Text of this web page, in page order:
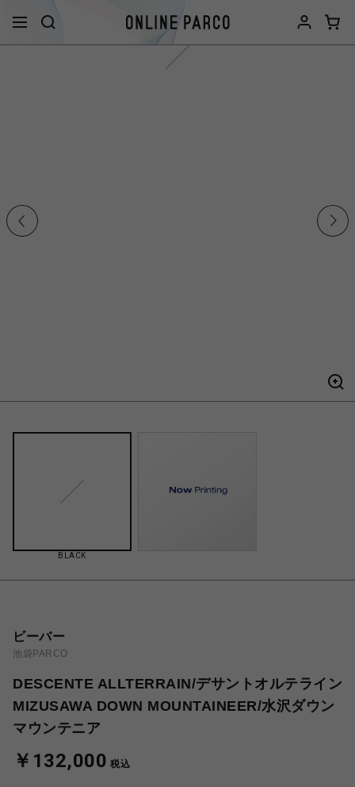
BLACK
ビーバー
池袋PARCO
DESCENTE ALLTERRAIN/デサントオルテライン
MIZUSAWA DOWN MOUNTAINEER/水沢ダウン
マウンテニア
￥132,000 税込